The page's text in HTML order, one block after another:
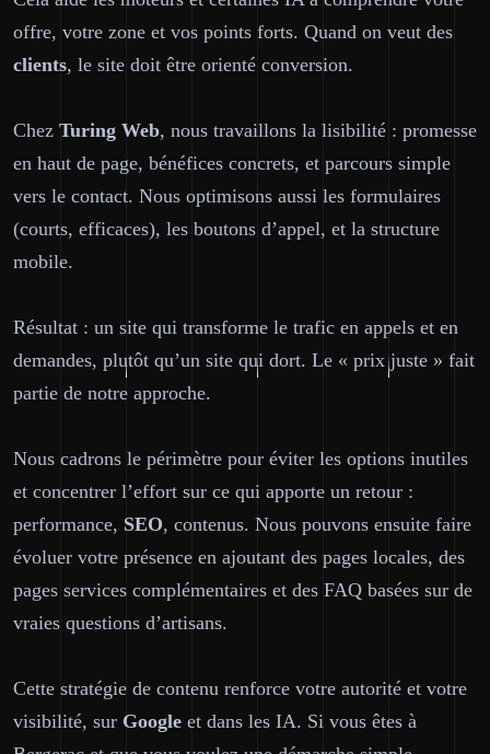
offre, votre zone et vos points forts. Quand on veut des
clients, le site doit être orienté conversion.
Chez Turing Web, nous travaillons la lisibilité : promesse
en haut de page, bénéfices concrets, et parcours simple
vers le contact. Nous optimisons aussi les formulaires
(courts, efficaces), les boutons d’appel, et la structure
mobile.
Résultat : un site qui transforme le trafic en appels et en
demandes, plutôt qu’un site qui dort. Le « prix juste » fait
partie de notre approche.
Nous cadrons le périmètre pour éviter les options inutiles
et concentrer l’effort sur ce qui apporte un retour :
performance, SEO, contenus. Nous pouvons ensuite faire
évoluer votre présence en ajoutant des pages locales, des
pages services complémentaires et des FAQ basées sur de
vraies questions d’artisans.
Cette stratégie de contenu renforce votre autorité et votre
visibilité, sur Google et dans les IA. Si vous êtes à